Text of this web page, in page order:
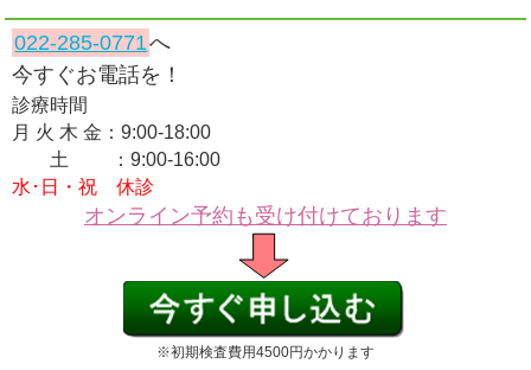
022-285-0771へ
今すぐお電話を！
診療時間
月 火 木 金：9:00-18:00
土 ：9:00-16:00
水･日・祝 休診
オンライン予約も受け付けております
※初期検査費用4500円かかります